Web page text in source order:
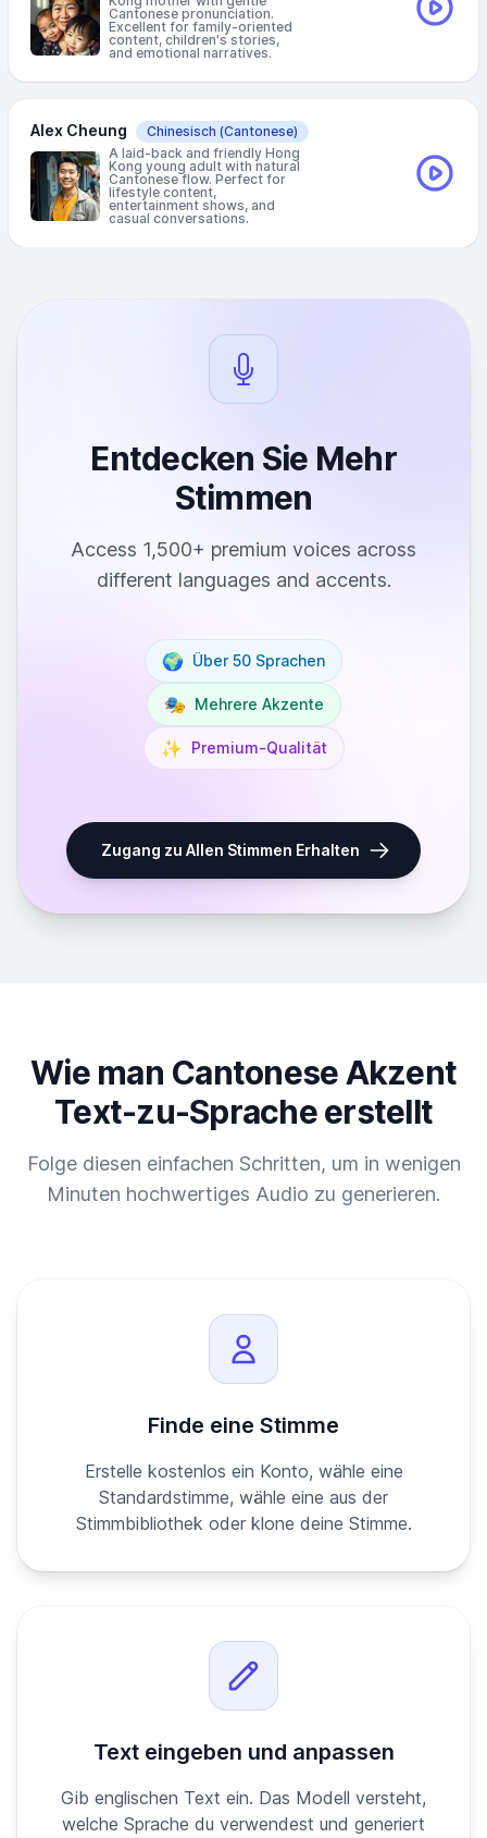
Cantonese pronunciation.
Excellent for family-oriented
content, children's stories,
and emotional narratives.
Alex Cheung Chinesisch (Cantonese)
A laid-back and friendly Hong
Kong young adult with natural
Cantonese flow. Perfect for
lifestyle content,
entertainment shows, and
casual conversations.
Entdecken Sie Mehr
Stimmen
Access 1,500+ premium voices across
different languages and accents.
🌍 Über 50 Sprachen
🎭 Mehrere Akzente
✨ Premium-Qualität
Zugang zu Allen Stimmen Erhalten
Wie man Cantonese Akzent
Text-zu-Sprache erstellt
Folge diesen einfachen Schritten, um in wenigen
Minuten hochwertiges Audio zu generieren.
Finde eine Stimme
Erstelle kostenlos ein Konto, wähle eine
Standardstimme, wähle eine aus der
Stimmbibliothek oder klone deine Stimme.
Text eingeben und anpassen
Gib englischen Text ein. Das Modell versteht,
welche Sprache du verwendest und generiert